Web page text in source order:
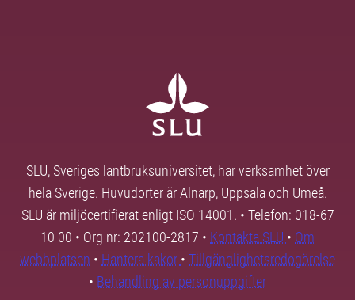
SLU, Sveriges lantbruksuniversitet, har verksamhet över
hela Sverige. Huvudorter är Alnarp, Uppsala och Umeå.
SLU är miljöcertifierat enligt ISO 14001. • Telefon: 018-67
10 00 • Org nr: 202100-2817 • Kontakta SLU • Om
webbplatsen • Hantera kakor • Tillgänglighetsredogörelse
• Behandling av personuppgifter